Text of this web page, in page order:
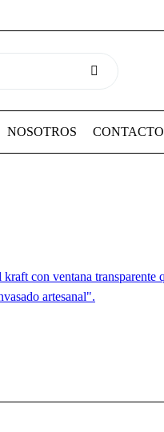
NOSOTROS CONTACTO